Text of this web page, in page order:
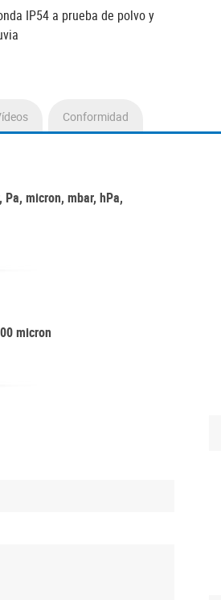
IP54 a prueba de polvo y
Conformidad
Pa, micron, mbar, hPa,
micron